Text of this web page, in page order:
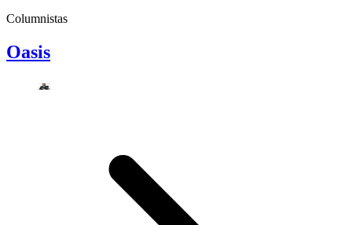
Columnistas
Oasis